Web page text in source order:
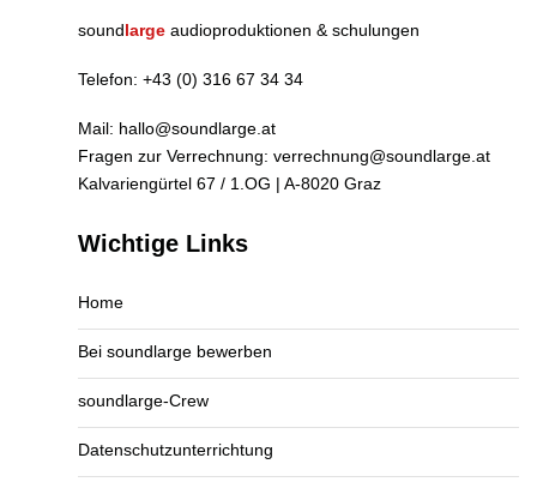
soundlarge audioproduktionen & schulungen
Telefon: +43 (0) 316 67 34 34
Mail: hallo@soundlarge.at
Fragen zur Verrechnung: verrechnung@soundlarge.at
Kalvariengürtel 67 / 1.OG | A-8020 Graz
Wichtige Links
Home
Bei soundlarge bewerben
soundlarge-Crew
Datenschutzunterrichtung